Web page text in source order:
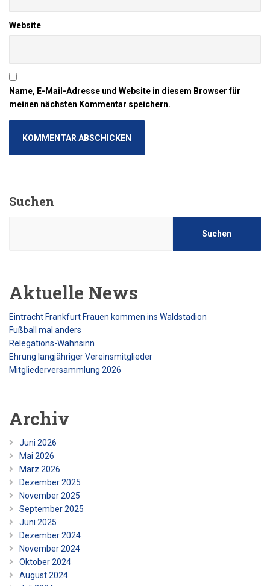
Website
Name, E-Mail-Adresse und Website in diesem Browser für
meinen nächsten Kommentar speichern.
Suchen
Suchen
Aktuelle News
Eintracht Frankfurt Frauen kommen ins Waldstadion
Fußball mal anders
Relegations-Wahnsinn
Ehrung langjähriger Vereinsmitglieder
Mitgliederversammlung 2026
Archiv
Juni 2026
Mai 2026
März 2026
Dezember 2025
November 2025
September 2025
Juni 2025
Dezember 2024
November 2024
Oktober 2024
August 2024